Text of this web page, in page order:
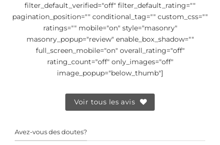
filter_default_verified="off" filter_default_rating=""
pagination_position="" conditional_tag="" custom_css=""
ratings="" mobile="on" style="masonry"
masonry_popup="review" enable_box_shadow=""
full_screen_mobile="on" overall_rating="off"
rating_count="off" only_images="off"
image_popup="below_thumb"]
Voir tous les avis
Avez-vous des doutes?